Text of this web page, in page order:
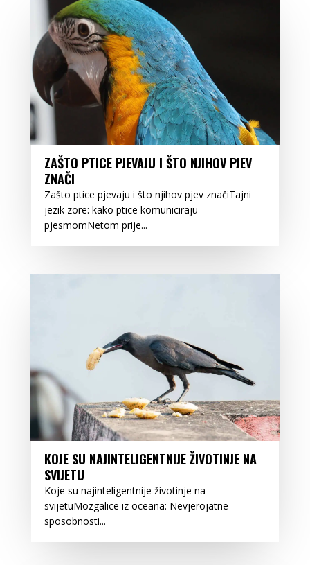
ZAŠTO PTICE PJEVAJU I ŠTO NJIHOV PJEV
ZNAČI
Zašto ptice pjevaju i što njihov pjev značiTajni
jezik zore: kako ptice komuniciraju
pjesmomNetom prije...
KOJE SU NAJINTELIGENTNIJE ŽIVOTINJE NA
SVIJETU
Koje su najinteligentnije životinje na
svijetuMozgalice iz oceana: Nevjerojatne
sposobnosti...